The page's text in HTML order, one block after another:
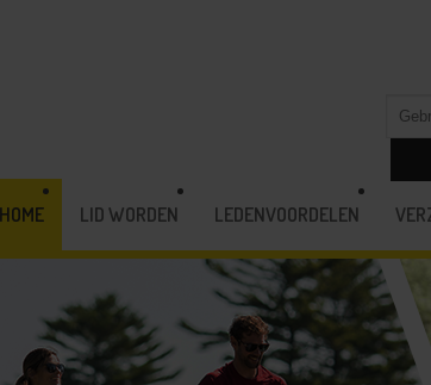
HOME LID WORDEN LEDENVOORDELEN